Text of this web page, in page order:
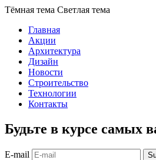
Тёмная тема Светлая тема
Главная
Акции
Архитектура
Дизайн
Новости
Строительство
Технологии
Контакты
Будьте в курсе самых
E-mail